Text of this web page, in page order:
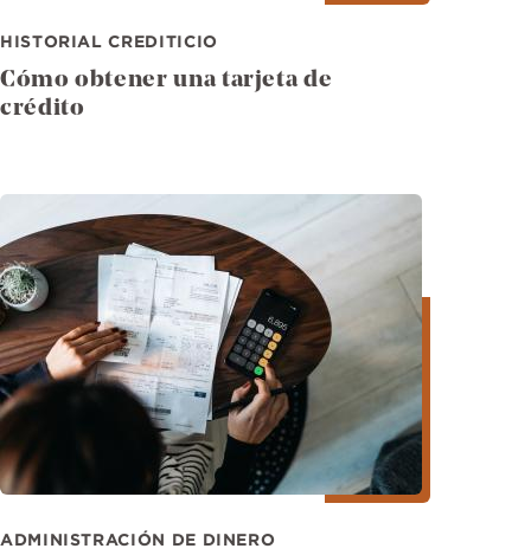
HISTORIAL CREDITICIO
Cómo obtener una tarjeta de
crédito
ADMINISTRACIÓN DE DINERO